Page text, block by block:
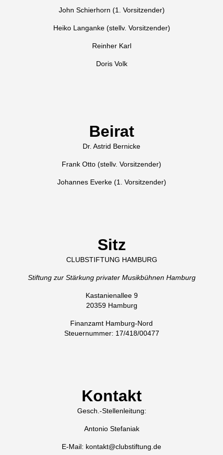
John Schierhorn (1. Vorsitzender)
Heiko Langanke (stellv. Vorsitzender)
Reinher Karl
Doris Volk
Beirat
Dr. Astrid Bernicke
Frank Otto (stellv. Vorsitzender)
Johannes Everke (1. Vorsitzender)
Sitz
CLUBSTIFTUNG HAMBURG
Stiftung zur Stärkung privater Musikbühnen Hamburg
Kastanienallee 9
20359 Hamburg
Finanzamt Hamburg-Nord
Steuernummer: 17/418/00477
Kontakt
Gesch.-Stellenleitung:
Antonio Stefaniak
E-Mail: kontakt@clubstiftung.de